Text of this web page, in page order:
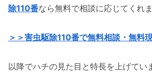
除110番なら無料で相談に応じてくれま
＞＞害虫駆除110番で無料相談・無料
以降でハチの見た目と特長を上げてい